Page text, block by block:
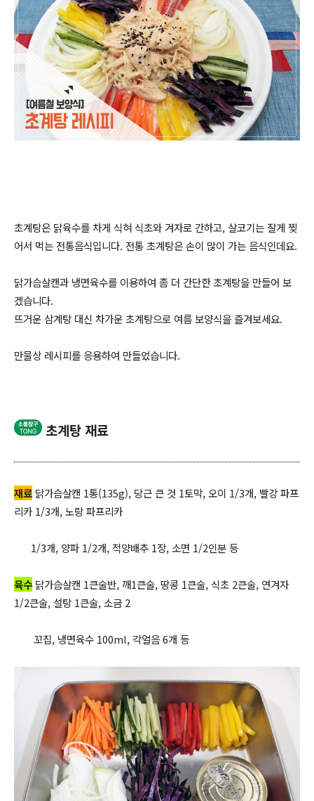
초계탕은 닭육수를 차게 식혀 식초와 겨자로 간하고, 살코기는 잘게 찢
어서 먹는 전통음식입니다. 전통 초계탕은 손이 많이 가는 음식인데요.
닭가슴살캔과 냉면육수를 이용하여 좀 더 간단한 초계탕을 만들어 보
겠습니다.
뜨거운 삼계탕 대신 차가운 초계탕으로 여름 보양식을 즐겨보세요.
만물상 레시피를 응용하여 만들었습니다.
초계탕 재료
재료 닭가슴살캔 1통(135g), 당근 큰 것 1토막, 오이 1/3개, 빨강 파프
리카 1/3개, 노랑 파프리카
1/3개, 양파 1/2개, 적양배추 1장, 소면 1/2인분 등
육수닭가슴살캔 1큰술반, 깨1큰술, 땅콩 1큰술, 식초 2큰술, 연겨자
1/2큰술, 설탕 1큰술, 소금 2
꼬집, 냉면육수 100ml, 각얼음 6개 등